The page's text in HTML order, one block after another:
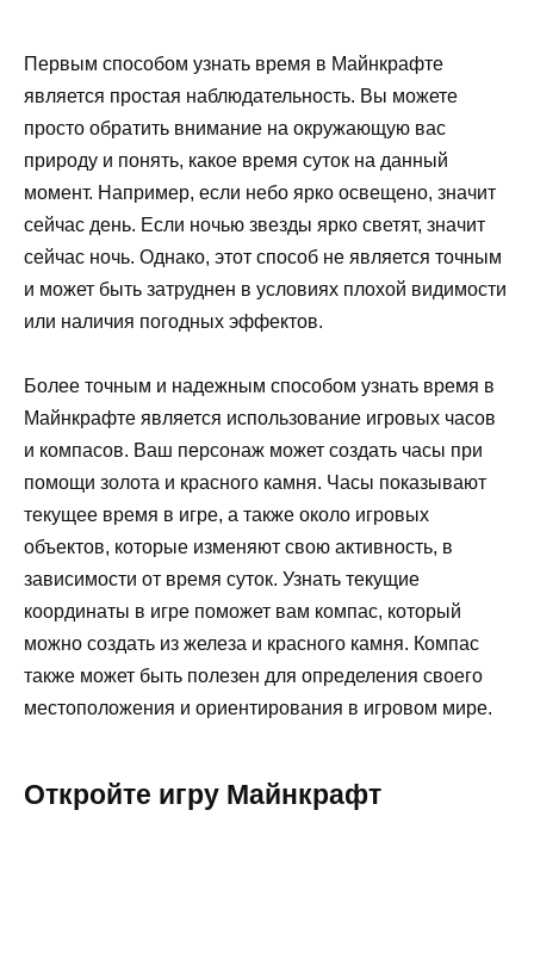
Первым способом узнать время в Майнкрафте
является простая наблюдательность. Вы можете
просто обратить внимание на окружающую вас
природу и понять, какое время суток на данный
момент. Например, если небо ярко освещено, значит
сейчас день. Если ночью звезды ярко светят, значит
сейчас ночь. Однако, этот способ не является точным
и может быть затруднен в условиях плохой видимости
или наличия погодных эффектов.
Более точным и надежным способом узнать время в
Майнкрафте является использование игровых часов
и компасов. Ваш персонаж может создать часы при
помощи золота и красного камня. Часы показывают
текущее время в игре, а также около игровых
объектов, которые изменяют свою активность, в
зависимости от время суток. Узнать текущие
координаты в игре поможет вам компас, который
можно создать из железа и красного камня. Компас
также может быть полезен для определения своего
местоположения и ориентирования в игровом мире.
Откройте игру Майнкрафт